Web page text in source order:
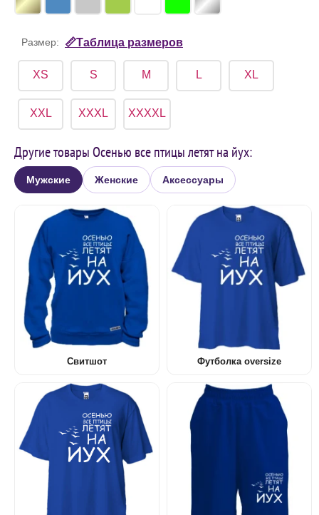
Размер: 📏Таблица размеров
XS S M L XL
XXL XXXL XXXXL
Другие товары Осенью все птицы летят на йух:
Мужские Женские Аксессуары
Свитшот Футболка oversize